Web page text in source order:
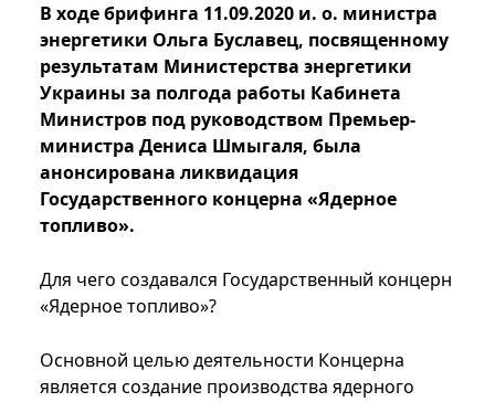
В ходе брифинга 11.09.2020 и. о. министра
энергетики Ольга Буславец, посвященному
результатам Министерства энергетики
Украины за полгода работы Кабинета
Министров под руководством Премьер-
министра Дениса Шмыгаля, была
анонсирована ликвидация
Государственного концерна «Ядерное
топливо».
Для чего создавался Государственный концерн
«Ядерное топливо»?
Основной целью деятельности Концерна
является создание производства ядерного